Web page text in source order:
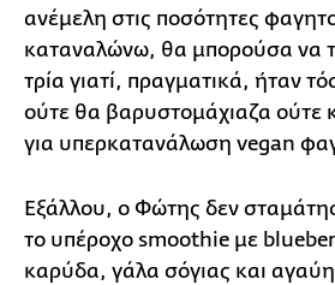
ανέμελη στις ποσότητες
καταναλώνω, θα μπορούσα να
τρία γιατί, πραγματικά, ήταν
ούτε θα βαρυστομάχιαζα ούτε
για υπερκατανάλωση vegan
Εξάλλου, ο Φώτης δεν
το υπέροχο smoothie με
καρύδα, γάλα σόγιας και